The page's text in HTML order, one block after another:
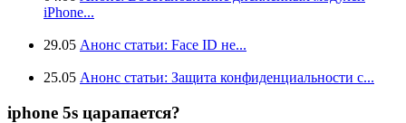
iPhone...
29.05 Анонс статьи: Face ID не...
25.05 Анонс статьи: Защита конфиденциальности с...
iphone 5s царапается?